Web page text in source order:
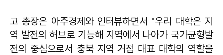
고 총장은 아주경제와 인터뷰하면서 "우리 대학은 지
역 발전의 허브로 기능해 지역에서 나아가 국가균형발
전의 중심으로서 충북 지역 거점 대표 대학의 역할을